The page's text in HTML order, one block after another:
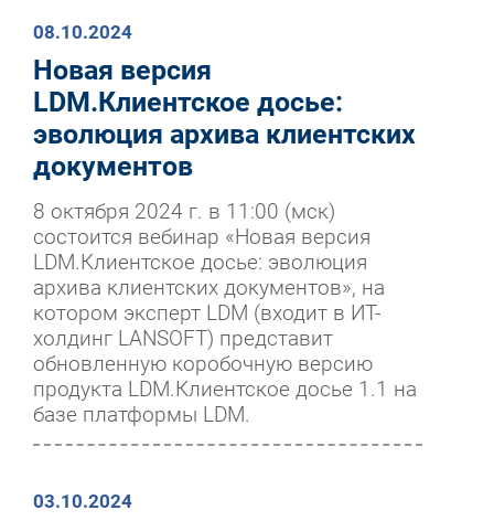
08.10.2024
Новая версия
LDM.Клиентское досье:
эволюция архива клиентских
документов
8 октября 2024 г. в 11:00 (мск)
состоится вебинар «Новая версия
LDM.Клиентское досье: эволюция
архива клиентских документов», на
котором эксперт LDM (входит в ИТ-
холдинг LANSOFT) представит
обновленную коробочную версию
продукта LDM.Клиентское досье 1.1 на
базе платформы LDM.
03.10.2024